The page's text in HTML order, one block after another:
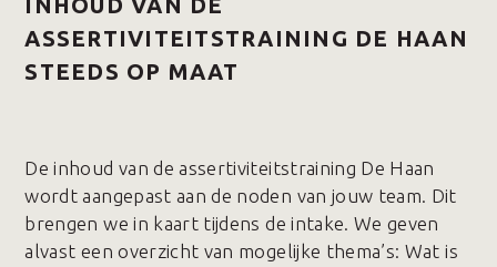
ASSERTIVITEITSTRAINING DE HAAN
STEEDS OP MAAT
De inhoud van de assertiviteitstraining De Haan
wordt aangepast aan de noden van jouw team. Dit
brengen we in kaart tijdens de intake. We geven
alvast een overzicht van mogelijke thema’s: Wat is